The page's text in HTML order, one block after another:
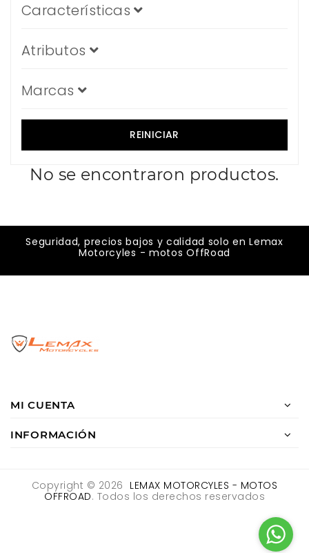
Características
Atributos
Marcas
REINICIAR
No se encontraron productos.
Seguridad, precios bajos y calidad solo en Lemax
Motorcyles - motos OffRoad
MI CUENTA
INFORMACIÓN
Copyright © 2026 LEMAX MOTORCYLES - MOTOS
OFFROAD. Todos los derechos reservados